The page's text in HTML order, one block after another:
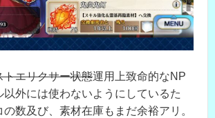
トエリクサー状態運用上致命的なNP
以外には使わないようにしているた
数及び、素材在庫もまだ余裕アリ。